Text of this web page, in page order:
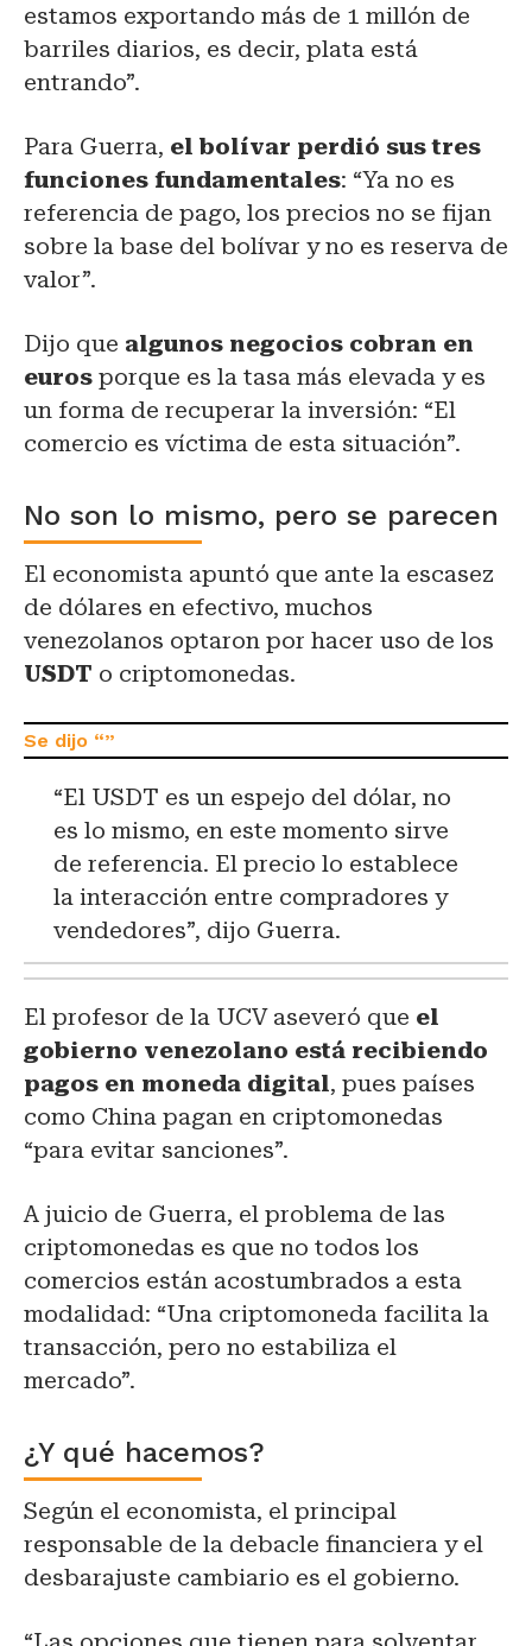
estamos exportando más de 1 millón de
barriles diarios, es decir, plata está
entrando”.
Para Guerra, el bolívar perdió sus tres
funciones fundamentales: “Ya no es
referencia de pago, los precios no se fijan
sobre la base del bolívar y no es reserva de
valor”.
Dijo que algunos negocios cobran en
euros porque es la tasa más elevada y es
un forma de recuperar la inversión: “El
comercio es víctima de esta situación”.
No son lo mismo, pero se parecen
El economista apuntó que ante la escasez
de dólares en efectivo, muchos
venezolanos optaron por hacer uso de los
USDT o criptomonedas.
“El USDT es un espejo del dólar, no
es lo mismo, en este momento sirve
de referencia. El precio lo establece
la interacción entre compradores y
vendedores”, dijo Guerra.
El profesor de la UCV aseveró que el
gobierno venezolano está recibiendo
pagos en moneda digital, pues países
como China pagan en criptomonedas
“para evitar sanciones”.
A juicio de Guerra, el problema de las
criptomonedas es que no todos los
comercios están acostumbrados a esta
modalidad: “Una criptomoneda facilita la
transacción, pero no estabiliza el
mercado”.
¿Y qué hacemos?
Según el economista, el principal
responsable de la debacle financiera y el
desbarajuste cambiario es el gobierno.